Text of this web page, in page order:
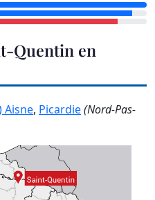
Quentin en
Aisne, Picardie(Nord-Pas-